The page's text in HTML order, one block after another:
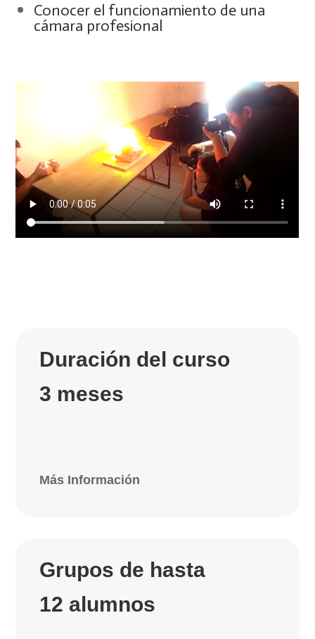
Conocer el funcionamiento de una
cámara profesional
Duración del curso
3 meses
Más Información
Grupos de hasta
12 alumnos